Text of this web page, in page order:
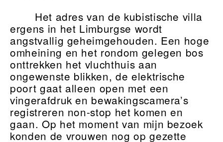
Het adres van de kubistische villa
ergens in het Limburgse wordt
angstvallig geheimgehouden. Een hoge
omheining en het rondom gelegen bos
onttrekken het vluchthuis aan
ongewenste blikken, de elektrische
poort gaat alleen open met een
vingerafdruk en bewakingscamera’s
registreren non-stop het komen en
gaan. Op het moment van mijn bezoek
konden de vrouwen nog op gezette